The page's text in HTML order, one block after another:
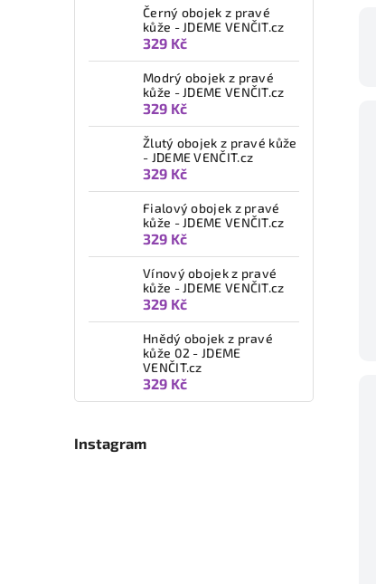
Černý obojek z pravé
kůže - JDEME VENČIT.cz
329 Kč
Modrý obojek z pravé
kůže - JDEME VENČIT.cz
329 Kč
Žlutý obojek z pravé kůže
- JDEME VENČIT.cz
329 Kč
Fialový obojek z pravé
kůže - JDEME VENČIT.cz
329 Kč
Vínový obojek z pravé
kůže - JDEME VENČIT.cz
329 Kč
Hnědý obojek z pravé
kůže 02 - JDEME
VENČIT.cz
329 Kč
Instagram